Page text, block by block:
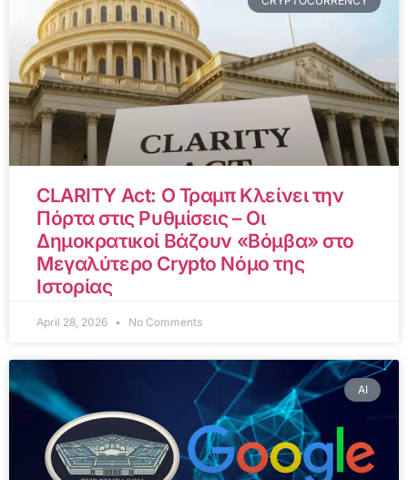
CLARITY Act: Ο Τραμπ Κλείνει την
Πόρτα στις Ρυθμίσεις – Οι
Δημοκρατικοί Βάζουν «Βόμβα» στο
Μεγαλύτερο Crypto Νόμο της
Ιστορίας
April 28, 2026 No Comments
AI